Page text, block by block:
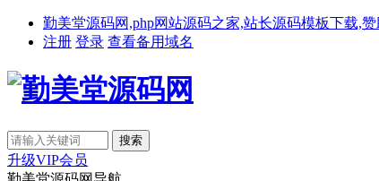
勤美堂源码网,php网站源码之家,站长源码模板下载,赞
注册 登录 查看备用域名
升级VIP会员